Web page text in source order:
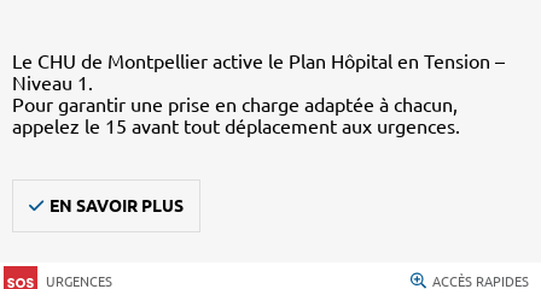
Le CHU de Montpellier active le Plan Hôpital en Tension –
Niveau 1.
Pour garantir une prise en charge adaptée à chacun,
appelez le 15 avant tout déplacement aux urgences.
EN SAVOIR PLUS
URGENCES ACCÈS RAPIDES